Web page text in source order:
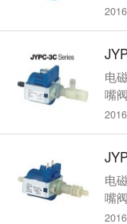
电
嘴阀
电
嘴阀